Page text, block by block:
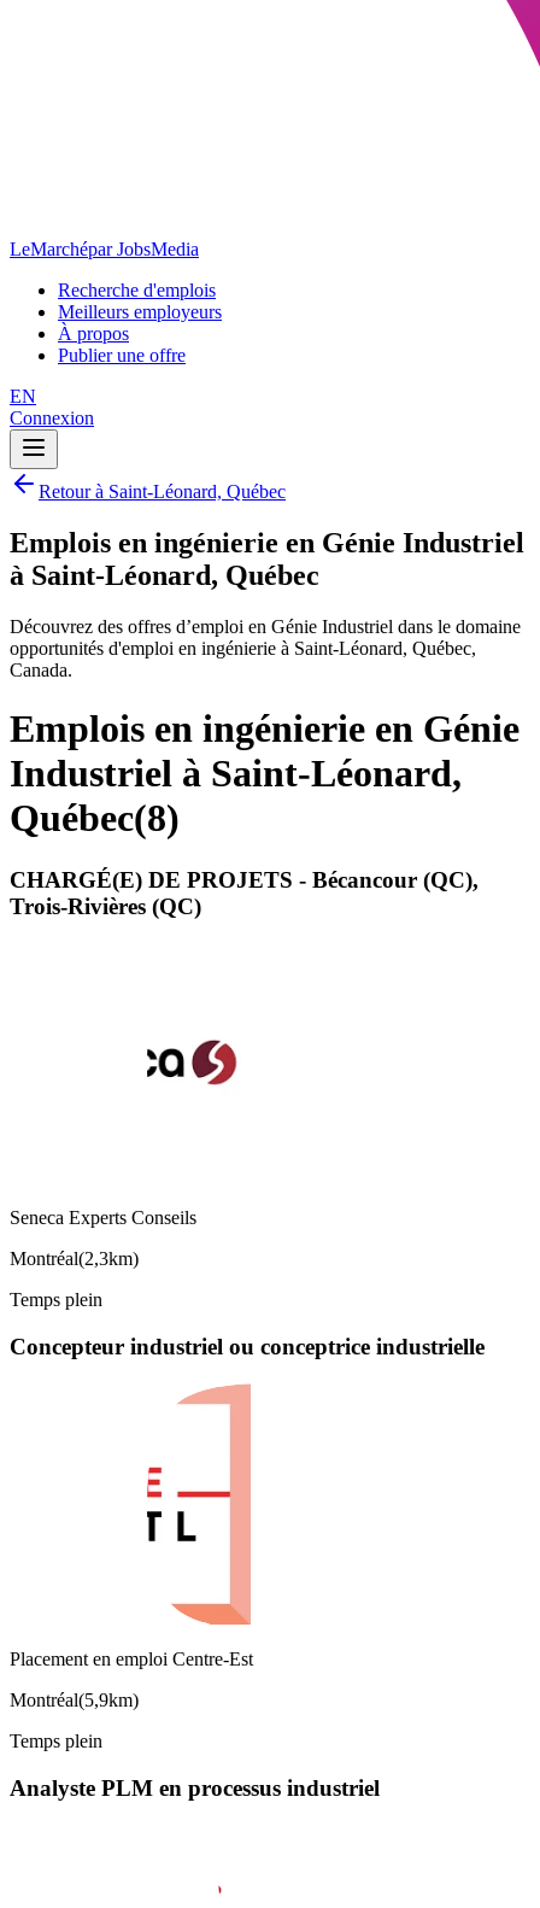
LeMarchépar JobsMedia
Recherche d'emplois
Meilleurs employeurs
À propos
Publier une offre
EN
Connexion
Retour à Saint-Léonard, Québec
Emplois en ingénierie en Génie Industriel
à Saint-Léonard, Québec
Découvrez des offres d’emploi en Génie Industriel dans le domaine
opportunités d'emploi en ingénierie à Saint-Léonard, Québec,
Canada.
Emplois en ingénierie en Génie
Industriel à Saint-Léonard,
Québec(8)
CHARGÉ(E) DE PROJETS - Bécancour (QC),
Trois-Rivières (QC)
Seneca Experts Conseils
Montréal(2,3km)
Temps plein
Concepteur industriel ou conceptrice industrielle
Placement en emploi Centre-Est
Montréal(5,9km)
Temps plein
Analyste PLM en processus industriel